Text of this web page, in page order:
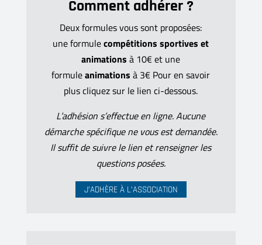
Comment adhérer ?
Deux formules vous sont proposées:
une formulecompétitions sportives et
animations à 10€ et une
formuleanimations à 3€ Pour en savoir
plus cliquez sur le lien ci-dessous.
L’adhésion s’effectue en ligne. Aucune
démarche spécifique ne vous est demandée.
Il suffit de suivre le lien et renseigner les
questions posées.
J’ADHÈRE À L’ASSOCIATION